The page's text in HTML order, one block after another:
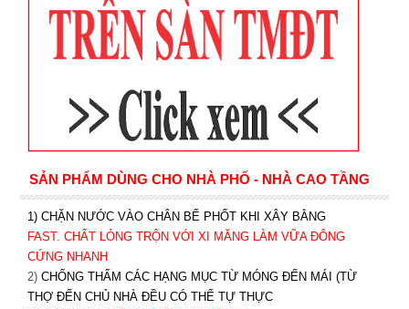
SẢN PHẨM DÙNG CHO NHÀ PHỐ - NHÀ CAO TẦNG
1) CHẶN NƯỚC VÀO CHÂN BỂ PHỐT KHI XÂY BẰNG
FAST. CHẤT LỎNG TRỘN VỚI XI MĂNG LÀM VỮA ĐÔNG
CỨNG NHANH
2) CHỐNG THẤM CÁC HẠNG MỤC TỪ MÓNG ĐẾN MÁI (TỪ
THỢ ĐẾN CHỦ NHÀ ĐỀU CÓ THỂ TỰ THỰC